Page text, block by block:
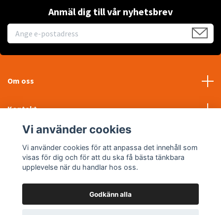
Anmäl dig till vår nyhetsbrev
Om oss
Kontakt
Sociala medier
Vi använder cookies
Vi använder cookies för att anpassa det innehåll som
visas för dig och för att du ska få bästa tänkbara
upplevelse när du handlar hos oss.
Godkänn alla